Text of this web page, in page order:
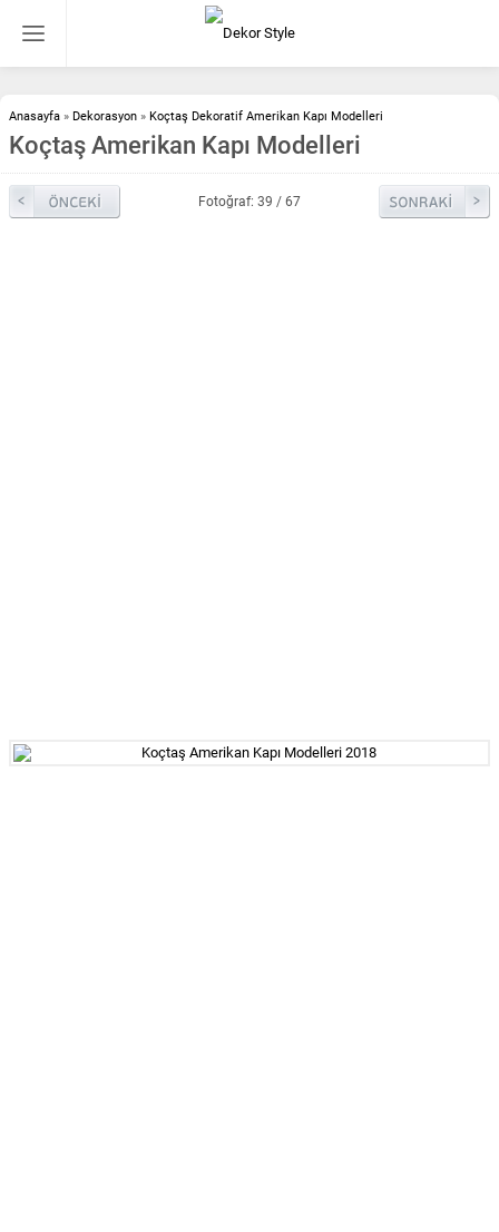
Anasayfa » Dekorasyon » Koçtaş Dekoratif Amerikan Kapı Modelleri
Koçtaş Amerikan Kapı Modelleri
Fotoğraf: 39 / 67